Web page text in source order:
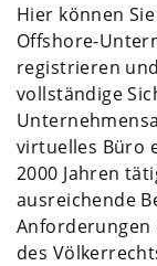
Hier können
Offshore-
registrieren
vollständige
virtuelles Büro
2000 Jahren
ausreichende
Anforderungen
des